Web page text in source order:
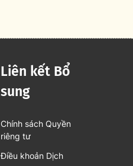
Liên kết Bổ
sung
Chính sách Quyền
riêng tư
Điều khoản Dịch